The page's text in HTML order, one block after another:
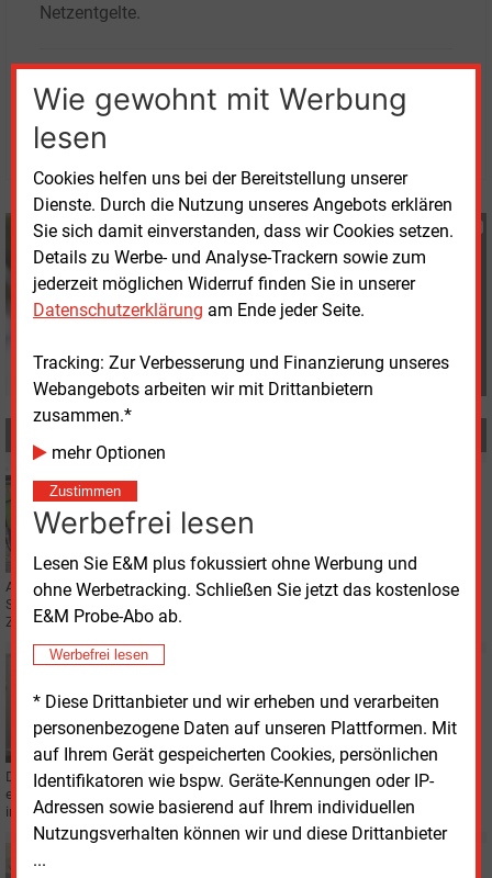
Wie gewohnt mit Werbung
lesen
Cookies helfen uns bei der Bereitstellung unserer
Dienste. Durch die Nutzung unseres Angebots erklären
Sie sich damit einverstanden, dass wir Cookies setzen.
Details zu Werbe- und Analyse-Trackern sowie zum
jederzeit möglichen Widerruf finden Sie in unserer
Datenschutzerklärung am Ende jeder Seite.
Tracking: Zur Verbesserung und Finanzierung unseres
Webangebots arbeiten wir mit Drittanbietern
zusammen.*
mehr Optionen
Zustimmen
Werbefrei lesen
Lesen Sie E&M plus fokussiert ohne Werbung und
ohne Werbetracking. Schließen Sie jetzt das kostenlose
E&M Probe-Abo ab.
Werbefrei lesen
* Diese Drittanbieter und wir erheben und verarbeiten
personenbezogene Daten auf unseren Plattformen. Mit
auf Ihrem Gerät gespeicherten Cookies, persönlichen
Identifikatoren wie bspw. Geräte-Kennungen oder IP-
Adressen sowie basierend auf Ihrem individuellen
Nutzungsverhalten können wir und diese Drittanbieter
...
Netzentgelte.
G�nter Drewnitzky
© 2026 Energie & Management GmbH
Günter Drewnitzky
+49 (0) 8152 9311 15
G.Drewnitzky@energie-
und-management.de
ELEKTROMOBILITÄT
Pfalzwerke statten Hornbach komplett aus
Alle Hornbach-Baumärkte in Deutschland verfügen nun über
Schnellladepunkte der Pfalzwerke. Beide Unternehmen verlängern ihre
Zusammenarbeit langfristig und modernisieren die Standorte.
Strom in Düsseldorf wird billiger
Die Stadtwerke Düsseldorf senken zum 1. Juni die Strompreise. Das führt zu
einer Entlastung für alle Kundinnen und Kunden in der Grundversorgung und
in den gängigsten Vertragsarten.